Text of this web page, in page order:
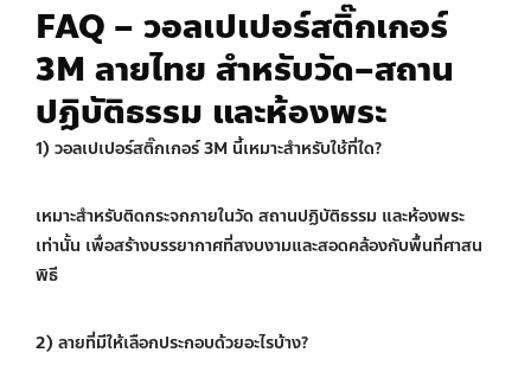
FAQ – วอลเปเปอร์สติ๊กเกอร์
3M ลายไทย สำหรับวัด–สถาน
ปฏิบัติธรรม และห้องพระ
1) วอลเปเปอร์สติ๊กเกอร์ 3M นี้เหมาะสำหรับใช้ที่ใด?
เหมาะสำหรับติดกระจกภายในวัด สถานปฏิบัติธรรม และห้องพระ
เท่านั้น เพื่อสร้างบรรยากาศที่สงบงามและสอดคล้องกับพื้นที่ศาสน
พิธี
2) ลายที่มีให้เลือกประกอบด้วยอะไรบ้าง?